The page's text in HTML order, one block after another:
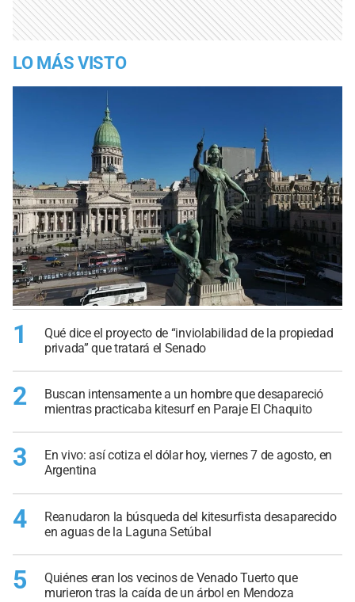
LO MÁS VISTO
1
Qué dice el proyecto de “inviolabilidad de la propiedad
privada” que tratará el Senado
2
Buscan intensamente a un hombre que desapareció
mientras practicaba kitesurf en Paraje El Chaquito
3
En vivo: así cotiza el dólar hoy, viernes 7 de agosto, en
Argentina
4
Reanudaron la búsqueda del kitesurfista desaparecido
en aguas de la Laguna Setúbal
5
Quiénes eran los vecinos de Venado Tuerto que
murieron tras la caída de un árbol en Mendoza